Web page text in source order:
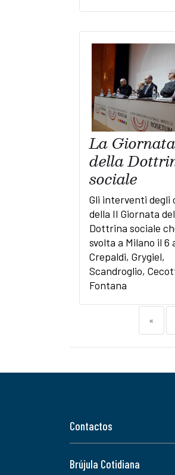
La Giornata
della
sociale
Gli interventi degli
della II Giornata
Dottrina sociale
svolta a Milano il 6
Crepaldi, Grygiel,
Scandroglio,
Fontana
«
Contactos
Brújula Cotidiana